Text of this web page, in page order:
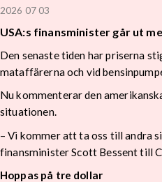
2026 07 03
USA:s finansminister går ut
Den senaste tiden har priserna
mataffärerna och vid
Nu kommenterar den
situationen.
– Vi kommer att ta oss till andra
finansminister Scott Bessent till
Hoppas på tre dollar